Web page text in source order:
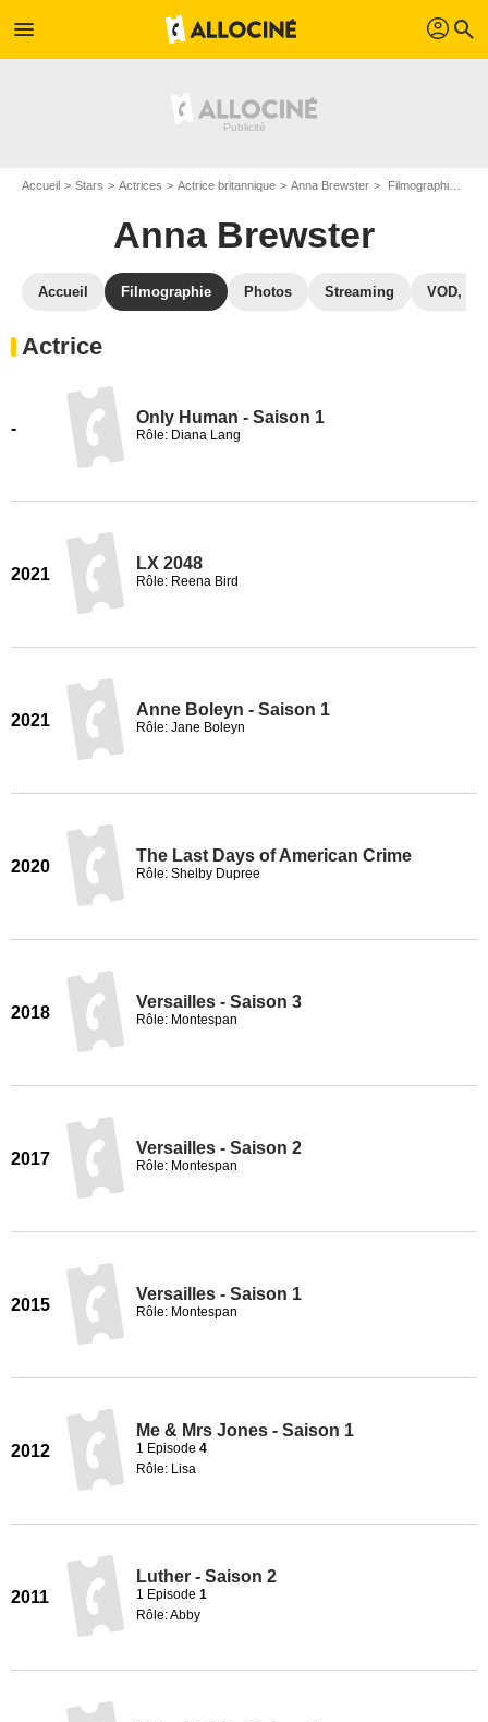
menu profil search
Accueil Stars Actrices Actrice britannique Anna Brewster Filmographie Anna Brewster
Anna Brewster
Accueil Filmographie Photos Streaming VOD,
Actrice
-
Only Human - Saison 1
Rôle: Diana Lang
2021
LX 2048
Rôle: Reena Bird
2021
Anne Boleyn - Saison 1
Rôle: Jane Boleyn
2020
The Last Days of American Crime
Rôle: Shelby Dupree
2018
Versailles - Saison 3
Rôle: Montespan
2017
Versailles - Saison 2
Rôle: Montespan
2015
Versailles - Saison 1
Rôle: Montespan
2012
Me & Mrs Jones - Saison 1
1 Episode 4
Rôle: Lisa
2011
Luther - Saison 2
1 Episode 1
Rôle: Abby